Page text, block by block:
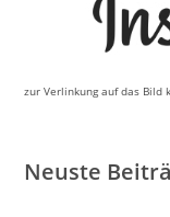
zur Verlinkung auf das Bild
Neuste